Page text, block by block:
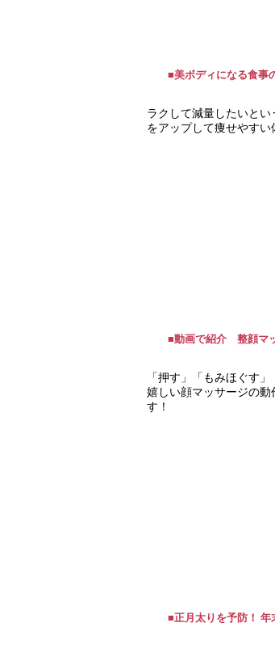
■美ボディになる食事
ラクして減量したいと
をアップして痩せやすい
■動画で紹介 整顔マッ
「押す」「もみほぐす
嬉しい顔マッサージの
す！
■正月太りを予防！ 年